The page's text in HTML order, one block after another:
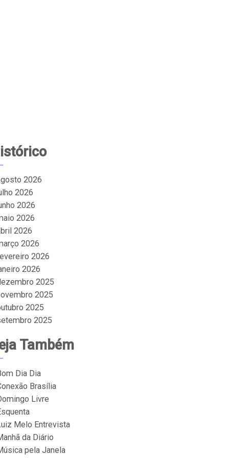
2026
2026
2026
2026
2026
2026
2026
2026
2025
2025
2025
2025
Também
Dia Dia
Brasília
Livre
Melo Entrevista
da Diário
pela Janela